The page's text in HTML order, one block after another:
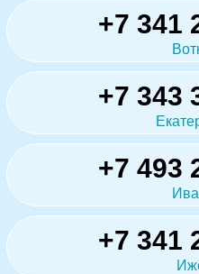
+7 341
+7 343
+7 493
+7 341